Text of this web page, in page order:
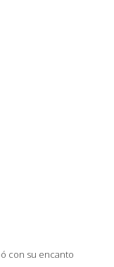
con su encanto